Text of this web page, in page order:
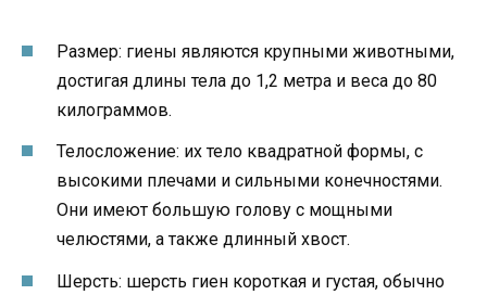
Размер: гиены являются крупными животными,
достигая длины тела до 1,2 метра и веса до 80
килограммов.
Телосложение: их тело квадратной формы, с
высокими плечами и сильными конечностями.
Они имеют большую голову с мощными
челюстями, а также длинный хвост.
Шерсть: шерсть гиен короткая и густая, обычно